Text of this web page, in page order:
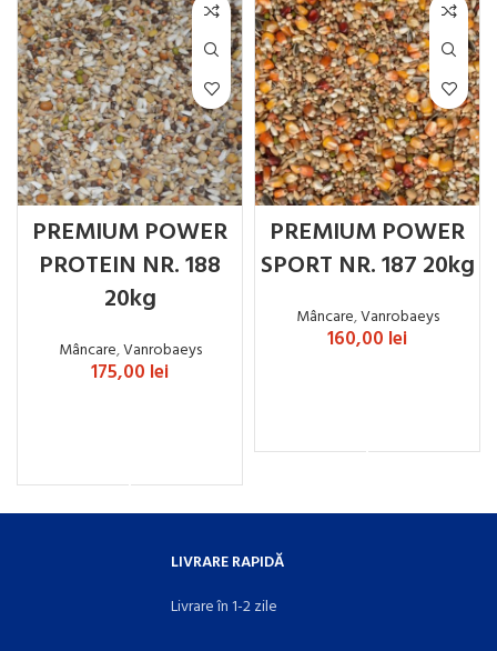
PREMIUM POWER
PROTEIN NR. 188
20kg
Mâncare,Vanrobaeys
175,00 lei
PREMIUM POWER
SPORT NR. 187 20kg
Mâncare,Vanrobaeys
160,00 lei
LIVRARE RAPIDĂ
Livrare în 1-2 zile